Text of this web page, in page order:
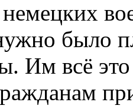
было
Им всё это